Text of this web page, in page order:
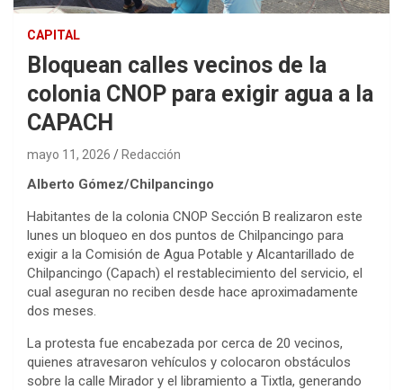
CAPITAL
Bloquean calles vecinos de la
colonia CNOP para exigir agua a la
CAPACH
mayo 11, 2026 Redacción
Alberto Gómez/Chilpancingo
Habitantes de la colonia CNOP Sección B realizaron este
lunes un bloqueo en dos puntos de Chilpancingo para
exigir a la Comisión de Agua Potable y Alcantarillado de
Chilpancingo (Capach) el restablecimiento del servicio, el
cual aseguran no reciben desde hace aproximadamente
dos meses.
La protesta fue encabezada por cerca de 20 vecinos,
quienes atravesaron vehículos y colocaron obstáculos
sobre la calle Mirador y el libramiento a Tixtla, generando